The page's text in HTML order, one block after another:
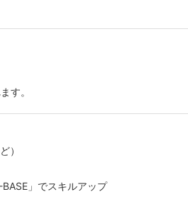
す。
）
」でスキルアップ